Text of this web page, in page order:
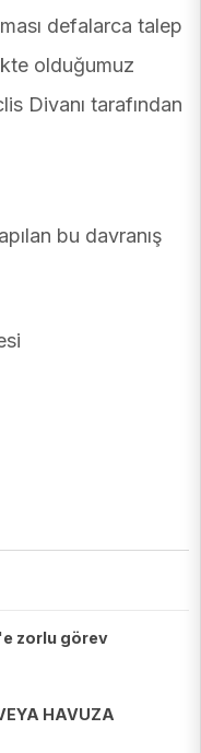
defalarca talep
olduğumuz
Divanı tarafından
bu davranış
zorlu görev
HAVUZA